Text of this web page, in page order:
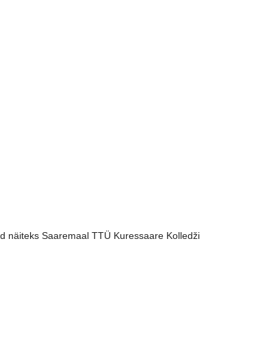
näiteks Saaremaal TTÜ Kuressaare Kolledži